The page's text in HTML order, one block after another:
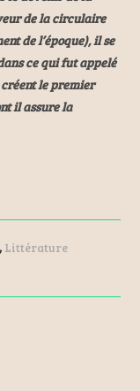
de la circulaire
de l’époque), il se
ce qui fut appelé
le premier
il assure la
, Littérature